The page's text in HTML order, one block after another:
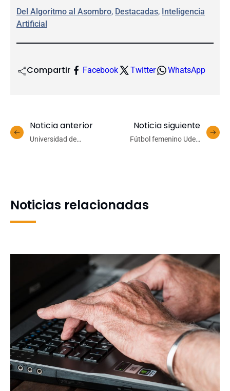
Del Algoritmo al Asombro, Destacadas, Inteligencia
Artificial
Compartir Facebook Twitter WhatsApp
Noticia anterior
Universidad de
Noticia siguiente
Fútbol femenino UdeC
Noticias relacionadas